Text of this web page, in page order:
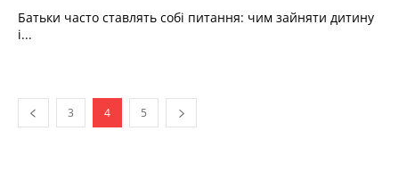
Батьки часто ставлять собі питання: чим зайняти дитину
і...
3 4 5